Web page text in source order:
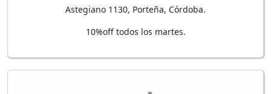
Astegiano 1130, Porteña, Córdoba.
10%off todos los martes.